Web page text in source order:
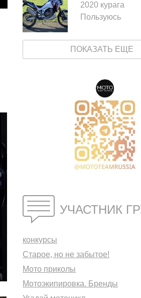
2020 курага
Пользуюсь
ПОКАЗАТЬ ЕЩЕ
УЧАСТНИК
конкурсы
Старое, но не забытое!
Мото приколы
Мотоэкипировка. Бренды